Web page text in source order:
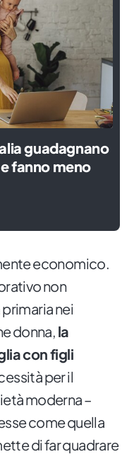
guadagnano
fanno meno
economico.
non
nei
donna, la
con figli
per il
moderna –
come quella
di far quadrare